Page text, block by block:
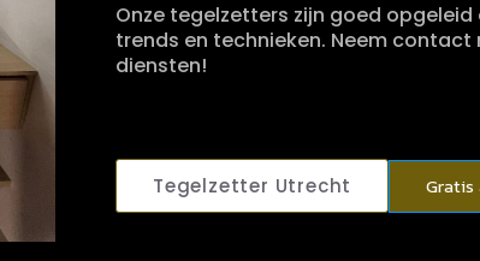
Onze tegelzetters zijn goed
trends en technieken. Neem
diensten!
Tegelzetter Utrecht Gratis